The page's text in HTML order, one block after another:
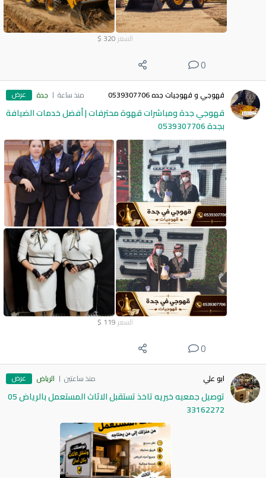
السعر 320
$
0
قهوجي و قهوجيات جده 0539307706 منذ ساعة جدة عرض
قهوجي جدة ومباشرات قهوة محترفات | أفضل خدمات الضيافة
بجدة 0539307706
السعر 119
$
0
ابو علي منذ ساعتين الرياض عرض
توصيل جمعيه خيريه تاخذ تستقبل الاثاث المستعمل بالرياض 05
33162272